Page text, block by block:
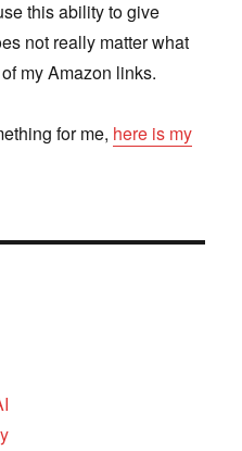
this ability to give
not really matter what
my Amazon links.
for me, here is my